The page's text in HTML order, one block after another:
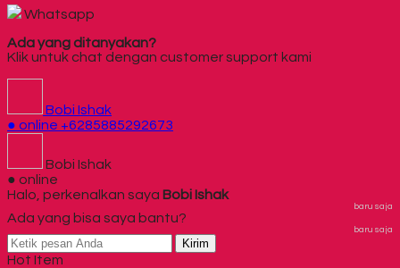
Whatsapp
Ada yang ditanyakan?
Klik untuk chat dengan customer support kami
Bobi Ishak
● online +6285885292673
Bobi Ishak
● online
Halo, perkenalkan saya Bobi Ishak
baru saja
Ada yang bisa saya bantu?
baru saja
Kirim
Hot Item